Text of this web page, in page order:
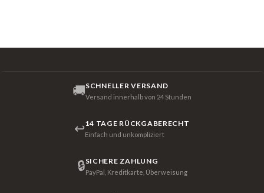
🚚SCHNELLER VERSAND
Versand innerhalb von 24 Stunden
↩14 TAGE RÜCKGABERECHT
Einfach und unkompliziert
🔒SICHERE ZAHLUNG
PayPal, Kreditkarte, Überweisung